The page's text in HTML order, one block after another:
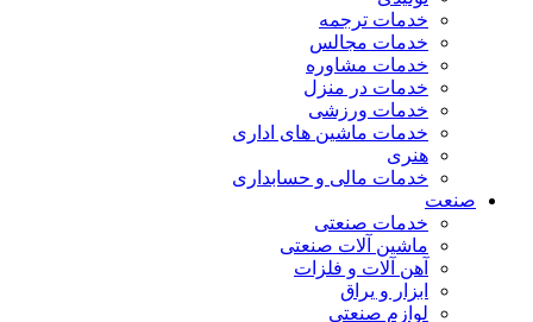
خدمات ترجمه
خدمات مجالس
خدمات مشاوره
خدمات در منزل
خدمات ورزشی
خدمات ماشین های اداری
هنری
خدمات مالی و حسابداری
صنعت
خدمات صنعتی
ماشین آلات صنعتی
آهن آلات و فلزات
ابزار و یراق
لوازم صنعتی